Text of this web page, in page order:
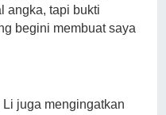
angka, tapi bukti
begini membuat saya
juga mengingatkan